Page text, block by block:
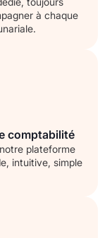
à chaque
comptabilité
plateforme
intuitive, simple